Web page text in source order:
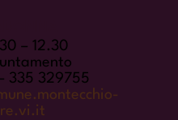
– 12.30
335 329755